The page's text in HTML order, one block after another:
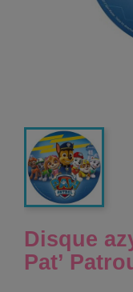
Disque
Pat’